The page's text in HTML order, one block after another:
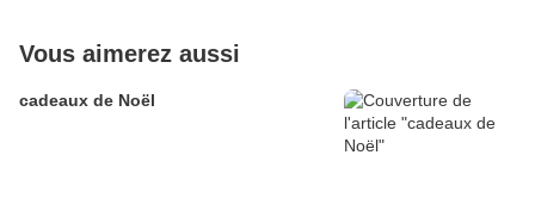
Vous aimerez aussi
cadeaux de Noël